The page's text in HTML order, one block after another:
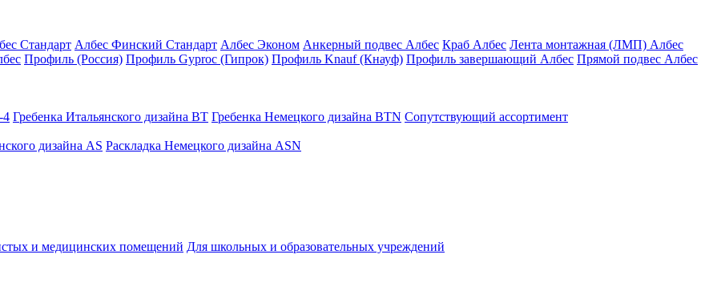
Стандарт Албес Финский Стандарт Албес Эконом Анкерный подвес Албес Краб Албес Лента монтажная (ЛМП) Албес
Профиль (Россия) Профиль Gyproc (Гипрок) Профиль Knauf (Кнауф) Профиль завершающий Албес Прямой подвес Албес
4 Гребенка Итальянского дизайна BT Гребенка Немецкого дизайна ВТN Сопутствующий ассортимент
дизайна AS Раскладка Немецкого дизайна АSN
и медицинских помещений Для школьных и образовательных учреждений